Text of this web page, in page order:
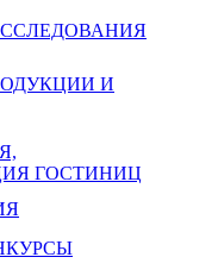
И
ГОСТИНИЦ